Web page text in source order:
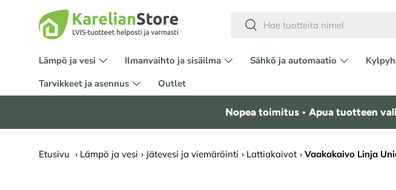
HYPPÄÄ SISÄLTÖÖN Etsi
Lämpö ja vesi Ilmanvaihto ja sisäilma Sähkö ja automaatio
Tarvikkeet ja asennus
Outlet
Nopea toimitus • Apua tuotteen
Etusivu › Lämpö ja vesi › Jätevesi ja viemäröinti › Lattiakaivot › Vaakakaivo Linja